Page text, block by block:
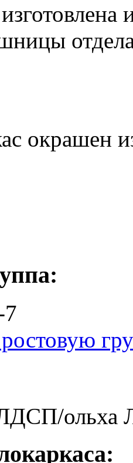
окрашен
7
ольха